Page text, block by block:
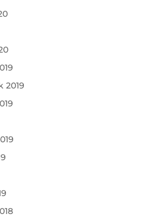
2019